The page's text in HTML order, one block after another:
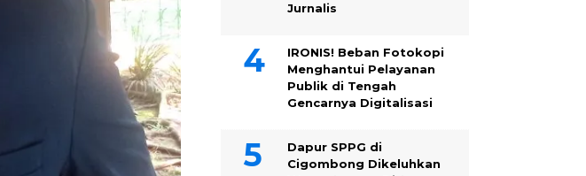
Jurnalis
IRONIS! Beban Fotokopi
Menghantui Pelayanan
Publik di Tengah
Gencarnya Digitalisasi
Dapur SPPG di
Cigombong Dikeluhkan